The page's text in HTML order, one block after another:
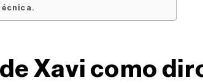
Xavi como